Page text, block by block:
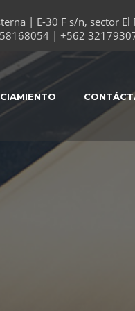
| E-30 F s/n, sector El
| +562